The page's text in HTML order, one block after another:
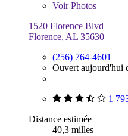
VoirPhotos
1520 Florence Blvd
Florence, AL 35630
(256) 764-4601
Ouvert aujourd'hui
1
Distance estimée
40,3 milles